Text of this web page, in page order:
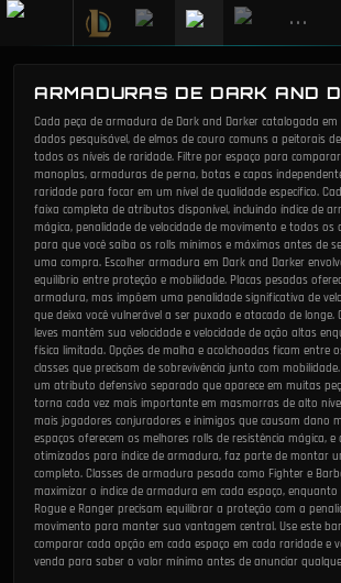
•••
ARMADURAS DE DARK AND
Cada peça de armadura de Dark and Darker catalogada
dados pesquisável, de elmos de couro comuns a peitorais
todos os níveis de raridade. Filtre por espaço para
manoplas, armaduras de perna, botas e capas
raridade para focar em um nível de qualidade específico.
faixa completa de atributos disponível, incluindo índice de
mágica, penalidade de velocidade de movimento e todos
para que você saiba os rolls mínimos e máximos antes de
uma compra. Escolher armadura em Dark and Darker
equilíbrio entre proteção e mobilidade. Placas pesadas
armadura, mas impõem uma penalidade significativa de
que deixa você vulnerável a ser puxado e atacado de longe.
leves mantêm sua velocidade e velocidade de ação altas
física limitada. Opções de malha e acolchoadas ficam entre
classes que precisam de sobrevivência junto com
um atributo defensivo separado que aparece em muitas
torna cada vez mais importante em masmorras de alto
mais jogadores conjuradores e inimigos que causam dano
espaços oferecem os melhores rolls de resistência mágica,
otimizados para índice de armadura, faz parte de montar
completo. Classes de armadura pesada como Fighter e
maximizar o índice de armadura em cada espaço, enquanto
Rogue e Ranger precisam equilibrar a proteção com a
movimento para manter sua vantagem central. Use este
comparar cada opção em cada espaço em cada raridade e
venda para saber o valor mínimo antes de anunciar